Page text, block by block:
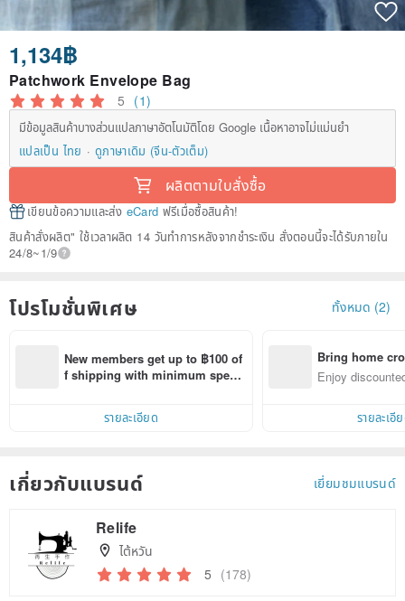
1,134฿
Patchwork Envelope Bag
5 (1)
มีข้อมูลสินค้าบางส่วนแปลภาษาอัตโนมัติโดย Google เนื้อหาอาจไม่แม่นยำ
แปลเป็น ไทย
ดูภาษาเดิม (จีน-ตัวเต็ม)
ผลิตตามใบสั่งซื้อ
เขียนข้อความและส่ง eCard ฟรีเมื่อซื้อสินค้า!
สินค้าสั่งผลิต" ใช้เวลาผลิต 14 วันทำการหลังจากชำระเงิน สั่งตอนนี้จะได้รับภายใน
24/8~1/9
โปรโมชั่นพิเศษ ทั้งหมด (2)
New members get up to ฿100 of
f shipping with minimum spen
รายละเอียด
Bring home
n with ease
Enjoy
รายละเอี
เกี่ยวกับแบรนด์ เยี่ยมชมแบรนด์
Relife
ไต้หวัน
5 (178)